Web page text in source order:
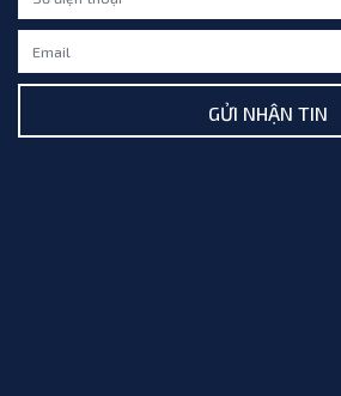
GỬI NHẬN TIN